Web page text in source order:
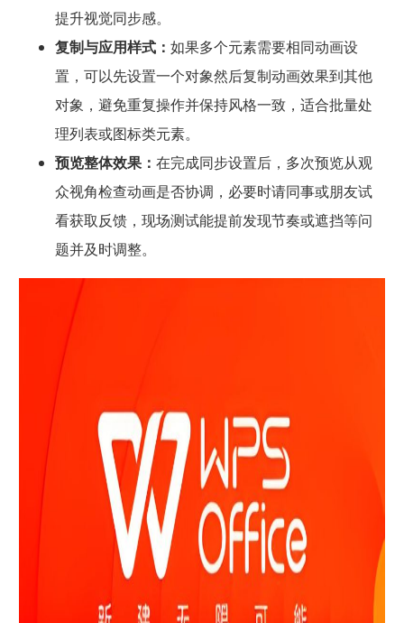
提升视觉同步感。
复制与应用样式： 如果多个元素需要相同动画设
置，可以先设置一个对象然后复制动画效果到其他
对象，避免重复操作并保持风格一致，适合批量处
理列表或图标类元素。
预览整体效果： 在完成同步设置后，多次预览从观
众视角检查动画是否协调，必要时请同事或朋友试
看获取反馈，现场测试能提前发现节奏或遮挡等问
题并及时调整。